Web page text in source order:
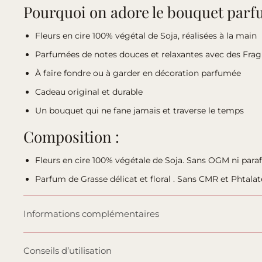
Pourquoi on adore le bouquet
Fleurs en cire 100% végétal de Soja, réalisées à la main
Parfumées de notes douces et relaxantes avec des
À faire fondre ou à garder en décoration parfumée
Cadeau original et durable
Un bouquet qui ne fane jamais et traverse le temps
Composition :
Fleurs en cire 100% végétale de Soja. Sans OGM ni
Parfum de Grasse délicat et floral . Sans CMR et
Informations complémentaires
Conseils d’utilisation